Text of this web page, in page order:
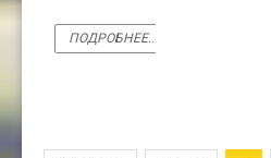
ПОДРОБНЕЕ...